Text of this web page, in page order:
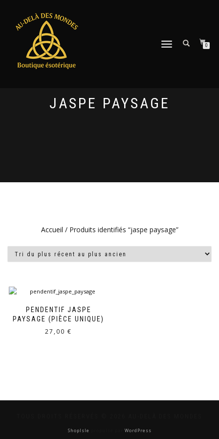
DÉPLIER
0
JASPE PAYSAGE
Accueil / Produits identifiés “jaspe paysage”
PENDENTIF JASPE
PAYSAGE (PIÈCE UNIQUE)
27,00 €
ShopIsle WordPress